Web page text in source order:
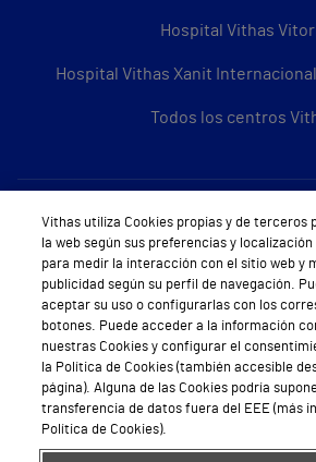
Hospital Vithas
Hospital Vithas Xanit
Todos los centros
Sobre Vithas
Quiénes somos
Trabajar en Vithas
Teléfono Cita
Teléfono Atención al
Política de seguridad y salud
Vithas utiliza Cookies propias y de terceros
la web según sus preferencias y
para medir la interacción con el sitio web y
publicidad según su perfil de navegación.
aceptar su uso o configurarlas con los
botones. Puede acceder a la información
nuestras Cookies y configurar el
la Política de Cookies (también accesible
página). Alguna de las Cookies podría
transferencia de datos fuera del EEE (más
Política de Cookies).